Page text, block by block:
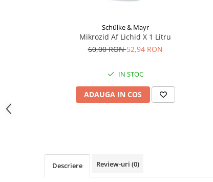
Schülke & Mayr
Mikrozid Af Lichid X 1 Litru
60,00 RON52,94 RON
IN STOC
ADAUGA IN COS
Descriere Review-uri (0)